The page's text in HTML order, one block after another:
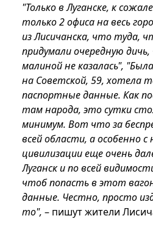
"Только в Луганске, к
только 2 офиса на весь
из Лисичанска, что туда,
придумали очередную
малиной не казалась",
на Советской, 59, хотела
паспортные данные. Как
там народа, это сутки
минимум. Вот что за
всей области, а особенно с
цивилизации еще очень
Луганск и по всей
чтоб попасть в этот
данные. Честно, просто
то", – пишут жители